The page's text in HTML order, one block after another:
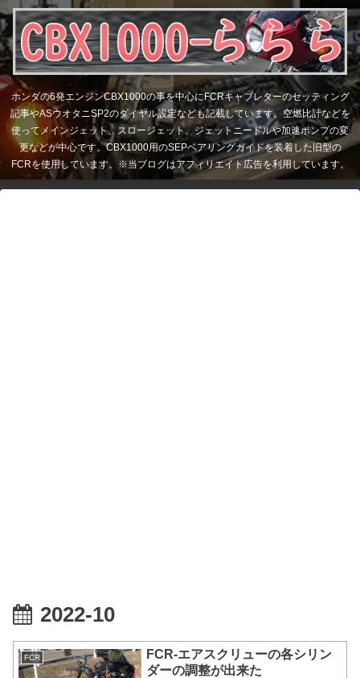
ホンダの6発エンジンCBX1000の事を中心にFCRキャブレターのセッティング
記事やASウオタニSP2のダイヤル設定なども記載しています。空燃比計などを
使ってメインジェット、スロージェット、ジェットニードルや加速ポンプの変
更などが中心です。CBX1000用のSEPベアリングガイドを装着した旧型の
FCRを使用しています。※当ブログはアフィリエイト広告を利用しています。
2022-10
FCR
FCR-エアスクリューの各シリン
ダーの調整が出来た